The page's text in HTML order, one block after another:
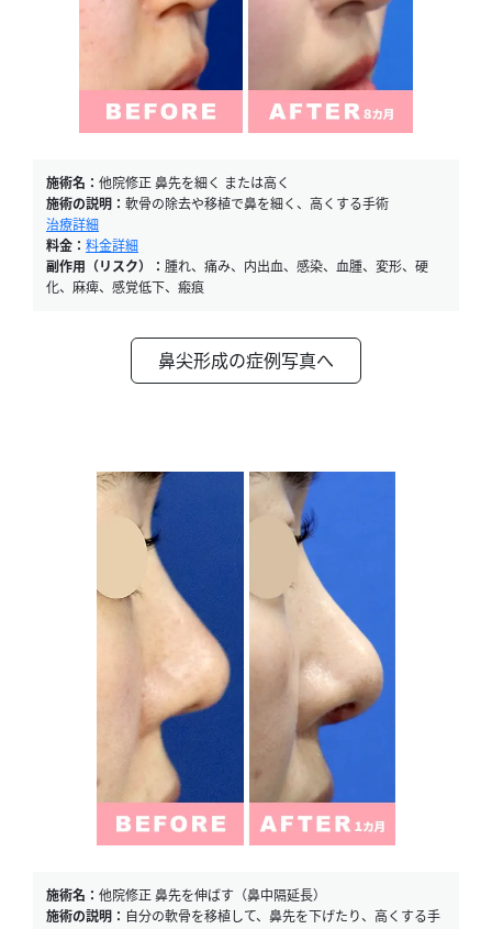
施術名： 他院修正 鼻先を細く または高く
施術の説明： 軟骨の除去や移植で鼻を細く、高くする手術
治療詳細
料金： 料金詳細
副作用（リスク）： 腫れ、痛み、内出血、感染、血腫、変形、硬
化、麻痺、感覚低下、瘢痕
鼻尖形成の症例写真へ
施術名： 他院修正 鼻先を伸ばす（鼻中隔延長）
施術の説明： 自分の軟骨を移植して、鼻先を下げたり、高くする手